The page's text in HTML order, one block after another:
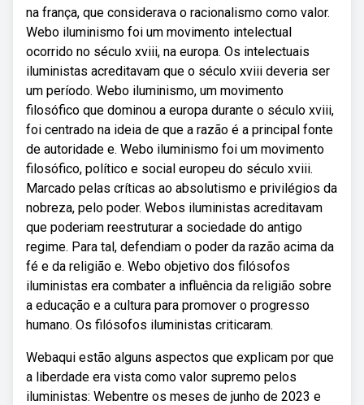
na frança, que considerava o racionalismo como valor.
Webo iluminismo foi um movimento intelectual
ocorrido no século xviii, na europa. Os intelectuais
iluministas acreditavam que o século xviii deveria ser
um período. Webo iluminismo, um movimento
filosófico que dominou a europa durante o século xviii,
foi centrado na ideia de que a razão é a principal fonte
de autoridade e. Webo iluminismo foi um movimento
filosófico, político e social europeu do século xviii.
Marcado pelas críticas ao absolutismo e privilégios da
nobreza, pelo poder. Webos iluministas acreditavam
que poderiam reestruturar a sociedade do antigo
regime. Para tal, defendiam o poder da razão acima da
fé e da religião e. Webo objetivo dos filósofos
iluministas era combater a influência da religião sobre
a educação e a cultura para promover o progresso
humano. Os filósofos iluministas criticaram.
Webaqui estão alguns aspectos que explicam por que
a liberdade era vista como valor supremo pelos
iluministas: Webentre os meses de junho de 2023 e